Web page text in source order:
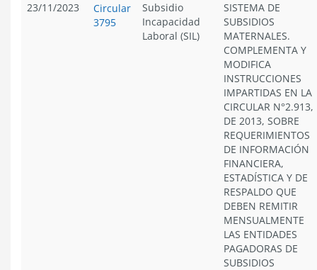
23/11/2023
Circular
3795
Subsidio
Incapacidad
Laboral (SIL)
SISTEMA DE
SUBSIDIOS
MATERNALES.
COMPLEMENTA Y
MODIFICA
INSTRUCCIONES
IMPARTIDAS EN LA
CIRCULAR N°2.913,
DE 2013, SOBRE
REQUERIMIENTOS
DE INFORMACIÓN
FINANCIERA,
ESTADÍSTICA Y DE
RESPALDO QUE
DEBEN REMITIR
MENSUALMENTE
LAS ENTIDADES
PAGADORAS DE
SUBSIDIOS